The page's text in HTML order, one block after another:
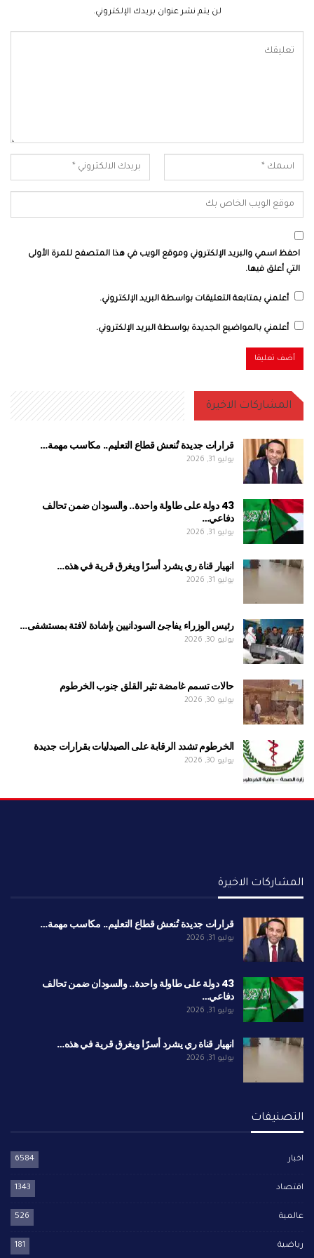
لن يتم نشر عنوان بريدك الإلكتروني.
احفظ اسمي والبريد الإلكتروني وموقع الويب في هذا المتصفح للمرة الأولى
التي أعلق فيها.
أعلمني بمتابعة التعليقات بواسطة البريد الإلكتروني.
أعلمني بالمواضيع الجديدة بواسطة البريد الإلكتروني.
المشاركات الاخيرة
قرارات جديدة تُنعش قطاع التعليم.. مكاسب مهمة…
يوليو 31, 2026
43 دولة على طاولة واحدة.. والسودان ضمن تحالف
دفاعي…
يوليو 31, 2026
انهيار قناة ري يشرد أسرًا ويغرق قرية في هذه…
يوليو 31, 2026
رئيس الوزراء يفاجئ السودانيين بإشادة لافتة بمستشفى…
يوليو 30, 2026
حالات تسمم غامضة تثير القلق جنوب الخرطوم
يوليو 30, 2026
الخرطوم تشدد الرقابة على الصيدليات بقرارات جديدة
يوليو 30, 2026
المشاركات الاخيرة
قرارات جديدة تُنعش قطاع التعليم.. مكاسب مهمة…
يوليو 31, 2026
43 دولة على طاولة واحدة.. والسودان ضمن تحالف
دفاعي…
يوليو 31, 2026
انهيار قناة ري يشرد أسرًا ويغرق قرية في هذه…
يوليو 31, 2026
التصنيفات
اخبار 6584
اقتصاد 1343
عالمية 526
رياضية 181